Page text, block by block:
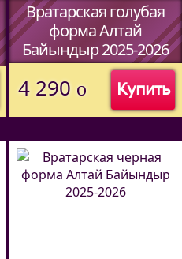
Вратарская голубая
форма Алтай
Байындыр 2025-2026
Купить
4 290 o